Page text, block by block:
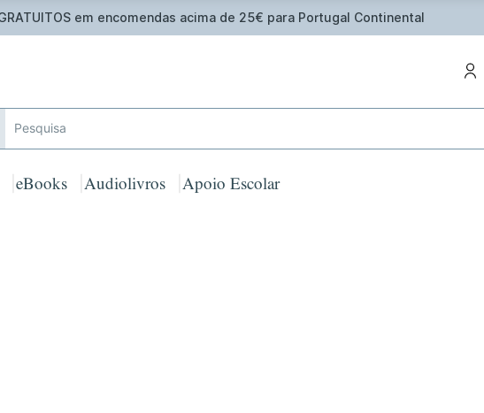
GRATUITOS em encomendas acima de 25€ para Portugal Continental
eBooks Audiolivros Apoio Escolar